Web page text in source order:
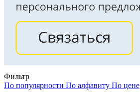
Фильтр
По популярности По алфавиту По цене